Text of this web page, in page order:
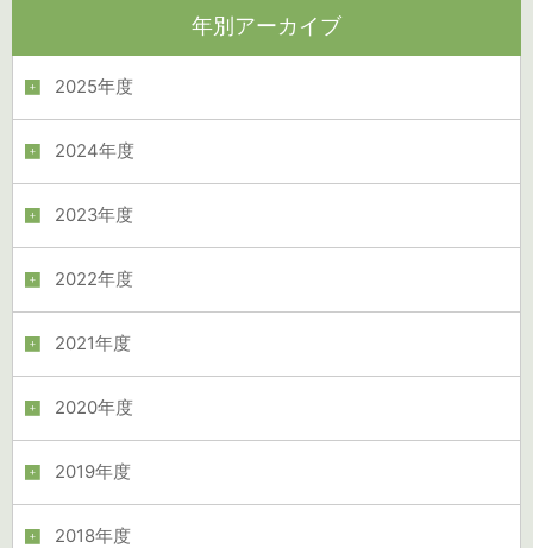
年別アーカイブ
2025年度
2024年度
2023年度
2022年度
2021年度
2020年度
2019年度
2018年度